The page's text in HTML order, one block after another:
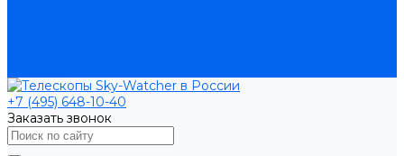
+7 (495) 648-10-40
Заказать звонок